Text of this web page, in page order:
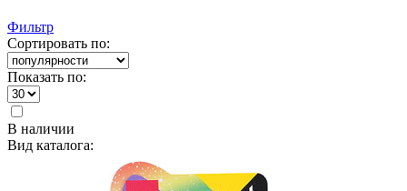
Фильтр
Сортировать по:
Показать по:
В наличии
Вид каталога: